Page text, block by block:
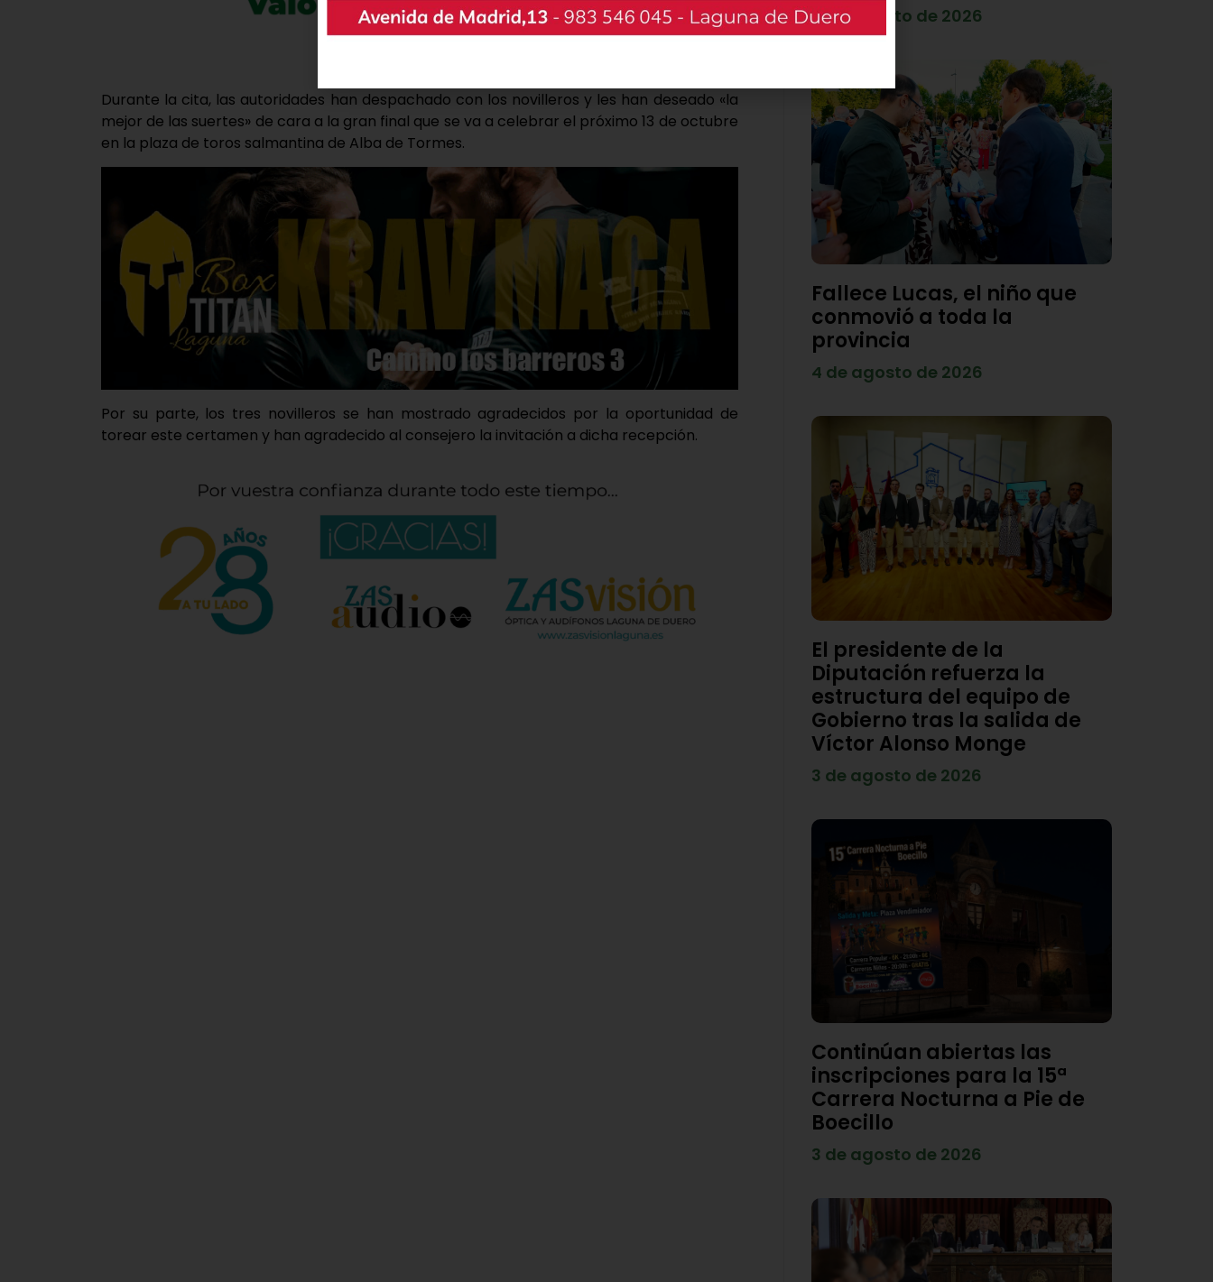
Durante la cita, las autoridades han despachado con los novilleros y les han deseado «la
mejor de las suertes» de cara a la gran final que se va a celebrar el próximo 13 de octubre
en la plaza de toros salmantina de Alba de Tormes.
Por su parte, los tres novilleros se han mostrado agradecidos por la oportunidad de
torear este certamen y han agradecido al consejero la invitación a dicha recepción.
4 de agosto de 2026
Fallece Lucas, el niño que
conmovió a toda la
provincia
4 de agosto de 2026
El presidente de la
Diputación refuerza la
estructura del equipo de
Gobierno tras la salida de
Víctor Alonso Monge
3 de agosto de 2026
Continúan abiertas las
inscripciones para la 15ª
Carrera Nocturna a Pie de
Boecillo
3 de agosto de 2026